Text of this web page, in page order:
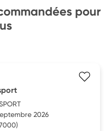
pour
2026